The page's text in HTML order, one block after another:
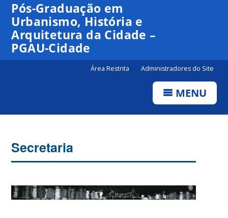
Pós-Graduação em
Urbanismo, História e
Arquitetura da Cidade –
PGAU-Cidade
Área Restrita Administradores do Site
MENU
Secretaria